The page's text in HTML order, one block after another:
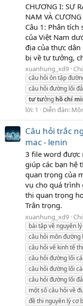
CHƯƠNG I: SỰ
NAM VÀ
Câu 1: Phân
của Việt Nam
địa của thực dân
bị về tư tưởng,
xuanhung_xd9
câu hỏi ôn tập
câu hỏi đường lối
tưtưởng hồchí
lời: 1
Diễn đàn:
Câu hỏi trắc
mac - lenin
3 file word được
giúp các bạn hệ
quan trọng của
vụ cho quá trình
thi quan trọng
Trân trọng.
xuanhung_xd9
bài tập về nguyên
câu hỏi môn đường
câu hỏi vế kinh tế
câu hỏi đường lối
câu hỏi đường lối
câu hỏi đường lối
một số câu hỏi về
đề thi nguyên lý cơ